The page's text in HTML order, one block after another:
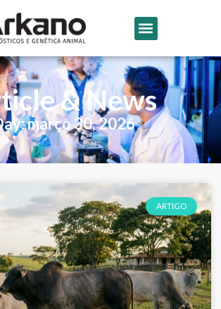
& News
março 30, 2026
ARTIGO